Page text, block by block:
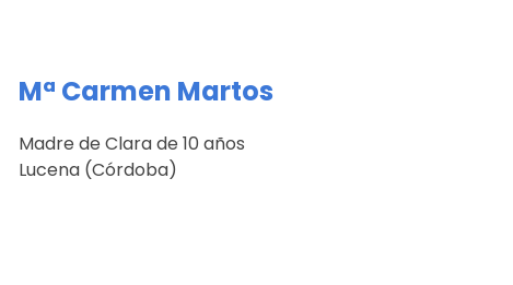
Mª Carmen Martos
Madre deClarade10 años
Lucena (Córdoba)